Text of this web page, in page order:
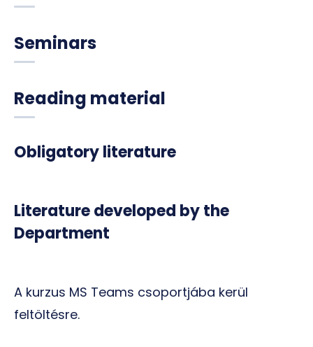
Seminars
Reading material
Obligatory literature
Literature developed by the
Department
A kurzus MS Teams csoportjába kerül
feltöltésre.